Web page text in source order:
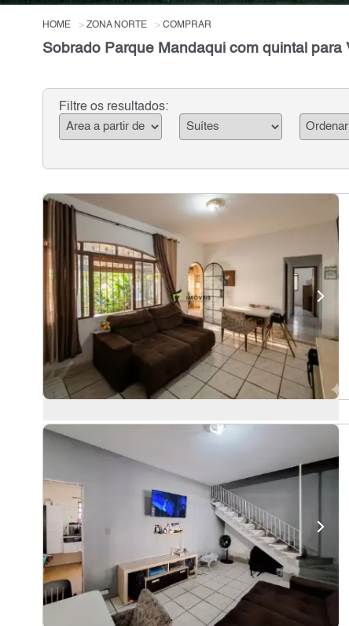
HOME ZONA NORTE COMPRAR
Sobrado Parque Mandaqui com quintal para
Filtre os resultados: